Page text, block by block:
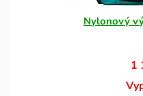
Nylonový
1